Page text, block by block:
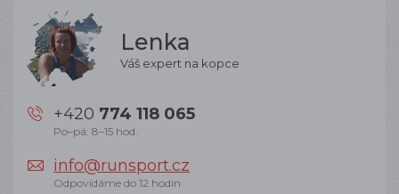
Lenka
Váš expert na kopce
+420 774 118 065
Po–pá: 8–15 hod.
info@runsport.cz
Odpovídáme do 12 hodin